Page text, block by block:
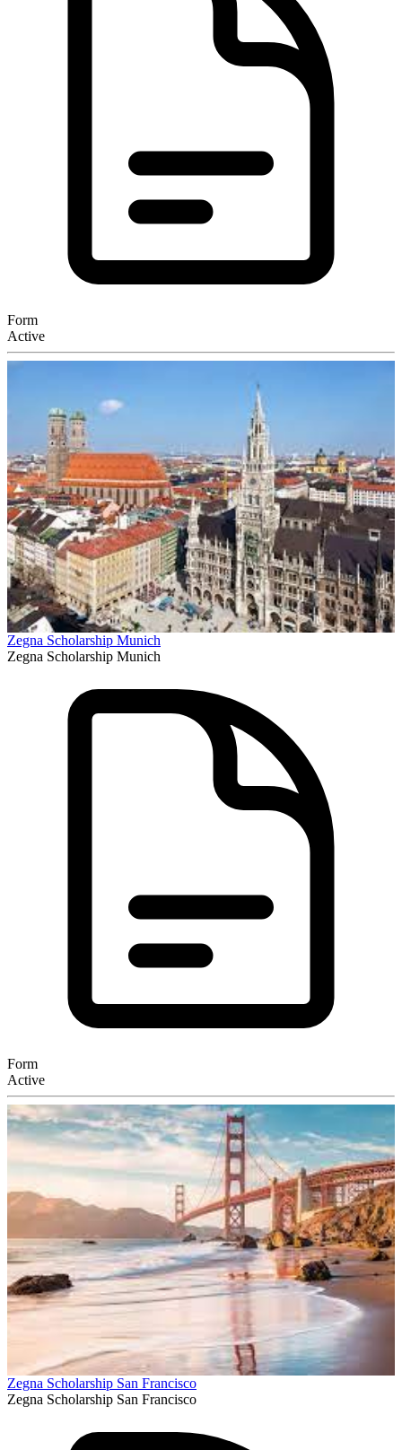
Form
Active
Zegna Scholarship Munich
Zegna Scholarship Munich
Form
Active
Zegna Scholarship San Francisco
Zegna Scholarship San Francisco